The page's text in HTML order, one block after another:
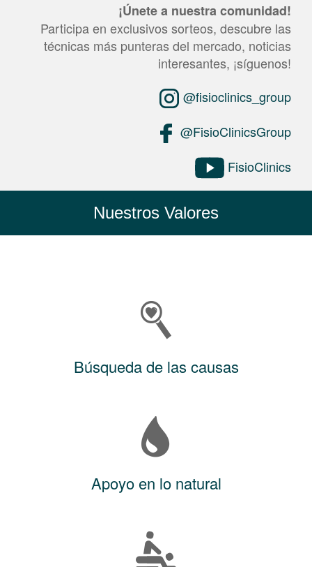
¡Únete a nuestra comunidad!
Participa en exclusivos sorteos, descubre las
técnicas más punteras del mercado, noticias
interesantes, ¡síguenos!
@fisioclinics_group
@FisioClinicsGroup
FisioClinics
Nuestros Valores
Búsqueda de las causas
Apoyo en lo natural